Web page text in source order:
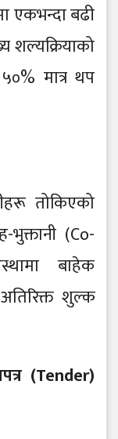
एकभन्दा बढी
शल्यक्रियाको
मात्र थप
तोकिएको
(Co-
बाहेक
शुल्क
(Tender)